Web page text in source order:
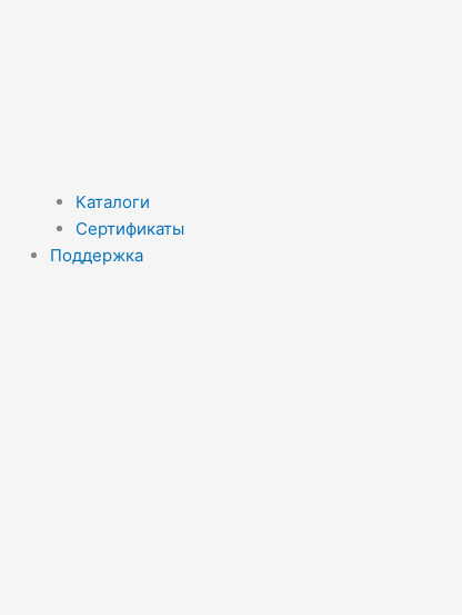
Каталоги
Сертификаты
Поддержка